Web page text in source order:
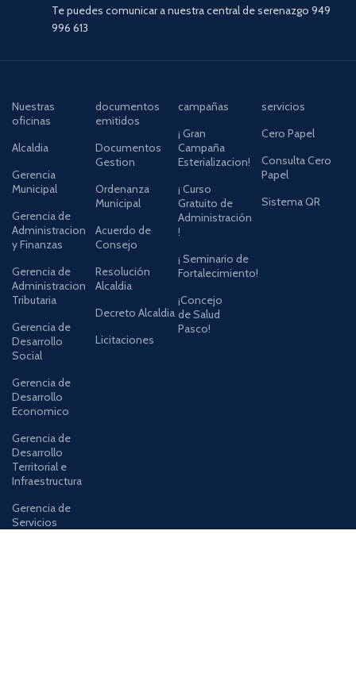
Te puedes comunicar a nuestra central de serenazgo 949
996 613
Nuestras
oficinas
Alcaldia
Gerencia
Municipal
Gerencia de
Administracion
y Finanzas
Gerencia de
Administracion
Tributaria
Gerencia de
Desarrollo
Social
Gerencia de
Desarrollo
Economico
Gerencia de
Desarrollo
Territorial e
Infraestructura
Gerencia de
Servicios
documentos
emitidos
Documentos
Gestion
Ordenanza
Municipal
Acuerdo de
Consejo
Resolución
Alcaldia
Decreto Alcaldia
Licitaciones
campañas
¡ Gran
Campaña
Esterializacion!
¡ Curso
Gratuito de
Administración
!
¡ Seminario de
Fortalecimiento!
¡Concejo
de Salud
Pasco!
servicios
Cero Papel
Consulta Cero
Papel
Sistema QR